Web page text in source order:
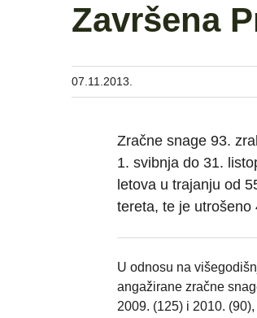
Završena
07.11.2013.
Zračne snage 93.
1. svibnja do 31.
letova u trajanju od
tereta, te je utrošeno
U odnosu na
angažirane zračne
2009. (125) i 2010.